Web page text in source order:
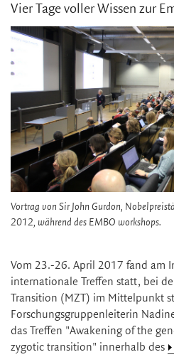
Vier Tage voller Wissen zur
Vortrag von Sir John Gurdon,
2012, während des EMBO workshops.
Vom 23.-26. April 2017 fand am
internationale Treffen statt, bei
Transition (MZT) im Mittelpunkt
Forschungsgruppenleiterin
das Treffen "Awakening of the
zygotic transition" innerhalb des